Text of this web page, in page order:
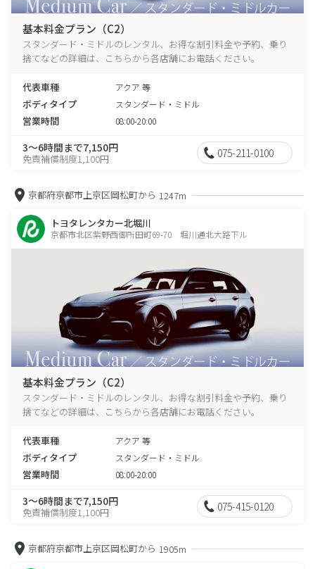
基本料金プラン（C2）
スタンダード・ミドルのレンタル、お得な割引料金や予約、乗り
捨てなどの詳細は、こちらから各店舗にお電話ください。
代表車種 アクア 等
ボディタイプ スタンダード・ミドル
営業時間 08:00-20:00
3～6時間まで7,150円
免責補償制度1,100円 075-211-0100
京都府京都市上京区岡松町から 1247m
トヨタレンタカー北堀川
京都市北区紫野西御所田町69-70 堀川通北大路下ル
基本料金プラン（C2）
スタンダード・ミドルのレンタル、お得な割引料金や予約、乗り
捨てなどの詳細は、こちらから各店舗にお電話ください。
代表車種 アクア 等
ボディタイプ スタンダード・ミドル
営業時間 08:00-20:00
3～6時間まで7,150円
免責補償制度1,100円 075-415-0120
京都府京都市上京区岡松町から 1905m